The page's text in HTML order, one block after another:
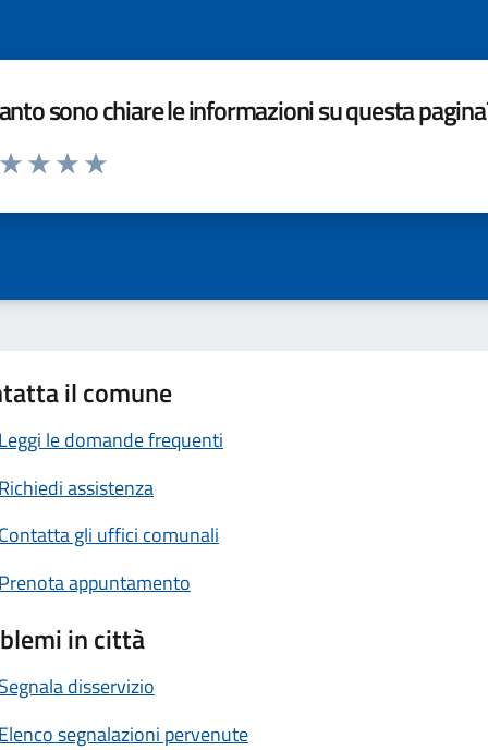
sono chiare le informazioni su questa
da 1 a 5 stelle la pagina
il comune
Leggi le domande frequenti
Richiedi assistenza
Contatta gli uffici comunali
Prenota appuntamento
in città
Segnala disservizio
Elenco segnalazioni pervenute